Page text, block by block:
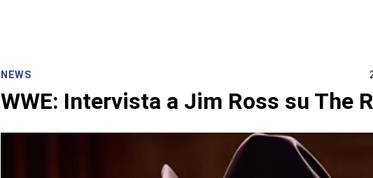
NEWS
WWE: Intervista a Jim Ross su The